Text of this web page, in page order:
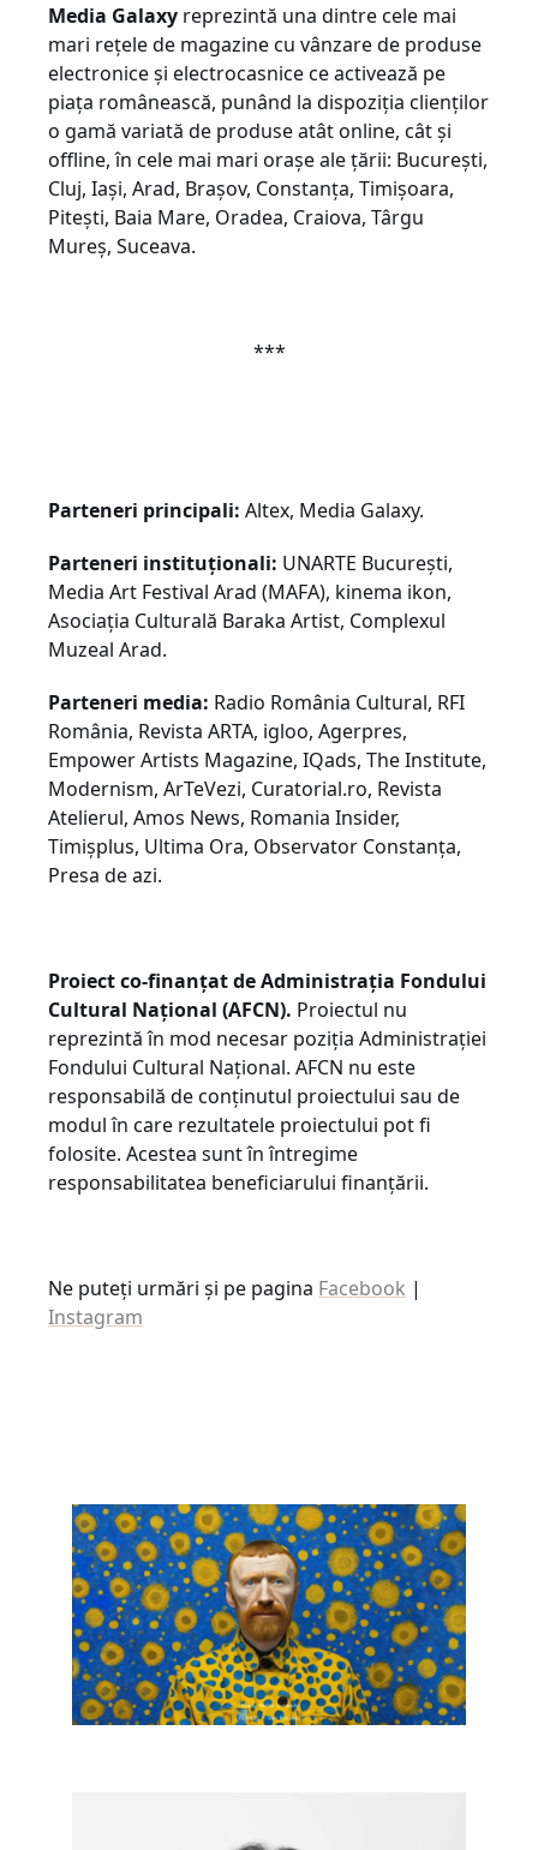
Media Galaxy reprezintă una dintre cele mai
mari rețele de magazine cu vânzare de produse
electronice și electrocasnice ce activează pe
piața românească, punând la dispoziția clienților
o gamă variată de produse atât online, cât și
offline, în cele mai mari orașe ale țării: București,
Cluj, Iași, Arad, Brașov, Constanța, Timișoara,
Pitești, Baia Mare, Oradea, Craiova, Târgu
Mureș, Suceava.
***
Parteneri principali: Altex, Media Galaxy.
Parteneri instituționali: UNARTE București,
Media Art Festival Arad (MAFA), kinema ikon,
Asociația Culturală Baraka Artist, Complexul
Muzeal Arad.
Parteneri media: Radio România Cultural, RFI
România, Revista ARTA, igloo, Agerpres,
Empower Artists Magazine, IQads, The Institute,
Modernism, ArTeVezi, Curatorial.ro, Revista
Atelierul, Amos News, Romania Insider,
Timișplus, Ultima Ora, Observator Constanța,
Presa de azi.
Proiect co-finanțat de Administraţia Fondului
Cultural Naţional (AFCN). Proiectul nu
reprezintă în mod necesar poziţia Administrației
Fondului Cultural Național. AFCN nu este
responsabilă de conținutul proiectului sau de
modul în care rezultatele proiectului pot fi
folosite. Acestea sunt în întregime
responsabilitatea beneficiarului finanțării.
Ne puteți urmări și pe pagina Facebook |
Instagram